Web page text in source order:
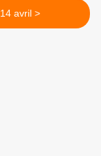
14 avril >